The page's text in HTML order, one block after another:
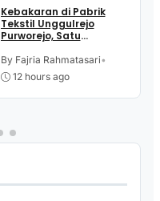
Kebakaran di Pabrik
Tekstil Unggulrejo
Purworejo, Satu
Tulang, Petugas
Damkar Sesak Nafas
By Fajria Rahmatasari•
12 hours ago